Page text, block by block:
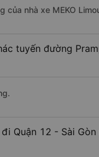
của nhà xe MEKO
tuyến đường
Quận 12 - Sài